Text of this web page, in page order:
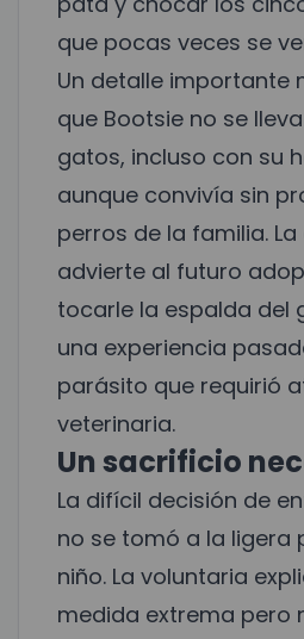
que pocas veces se
Un detalle importante
que Bootsie no se
gatos, incluso con su
aunque convivía sin
perros de la familia.
advierte al futuro
tocarle la espalda del
una experiencia
parásito que requirió
veterinaria.
Un sacrificio
La difícil decisión de
no se tomó a la ligera
niño. La voluntaria
medida extrema pero